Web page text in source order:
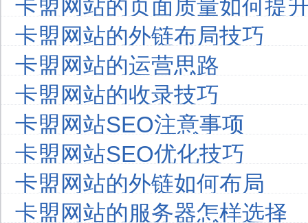
卡盟网站的页面质量如何提
卡盟网站的外链布局技巧
卡盟网站的运营思路
卡盟网站的收录技巧
卡盟网站SEO注意事项
卡盟网站SEO优化技巧
卡盟网站的外链如何布局
卡盟网站的服务器怎样选择